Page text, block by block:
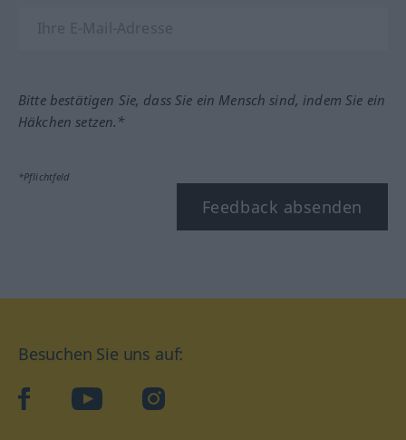
Bitte bestätigen Sie, dass Sie ein Mensch sind, indem Sie ein
Häkchen setzen.*
*Pflichtfeld
Feedback absenden
Besuchen Sie uns auf:
facebookYouTube Instagram